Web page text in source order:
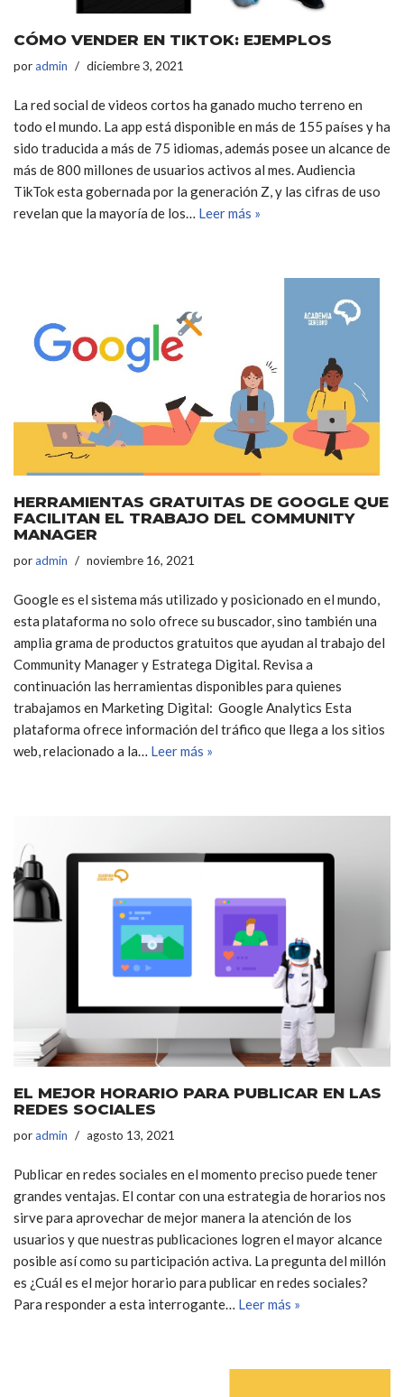
CÓMO VENDER EN TIKTOK: EJEMPLOS
poradmin diciembre 3, 2021
La red social de videos cortos ha ganado mucho terreno en
todo el mundo. La app está disponible en más de 155 países y ha
sido traducida a más de 75 idiomas, además posee un alcance de
más de 800 millones de usuarios activos al mes. Audiencia
TikTok esta gobernada por la generación Z, y las cifras de uso
revelan que la mayoría de los… Leer más »
HERRAMIENTAS GRATUITAS DE GOOGLE QUE
FACILITAN EL TRABAJO DEL COMMUNITY
MANAGER
poradmin noviembre 16, 2021
Google es el sistema más utilizado y posicionado en el mundo,
esta plataforma no solo ofrece su buscador, sino también una
amplia grama de productos gratuitos que ayudan al trabajo del
Community Manager y Estratega Digital. Revisa a
continuación las herramientas disponibles para quienes
trabajamos en Marketing Digital: Google Analytics Esta
plataforma ofrece información del tráfico que llega a los sitios
web, relacionado a la… Leer más »
EL MEJOR HORARIO PARA PUBLICAR EN LAS
REDES SOCIALES
poradmin agosto 13, 2021
Publicar en redes sociales en el momento preciso puede tener
grandes ventajas. El contar con una estrategia de horarios nos
sirve para aprovechar de mejor manera la atención de los
usuarios y que nuestras publicaciones logren el mayor alcance
posible así como su participación activa. La pregunta del millón
es ¿Cuál es el mejor horario para publicar en redes sociales?
Para responder a esta interrogante… Leer más »